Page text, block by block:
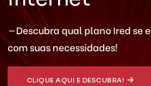
Descubra qual plano Ired se
com suas necessidades!
CLIQUE AQUI E DESCUBRA!